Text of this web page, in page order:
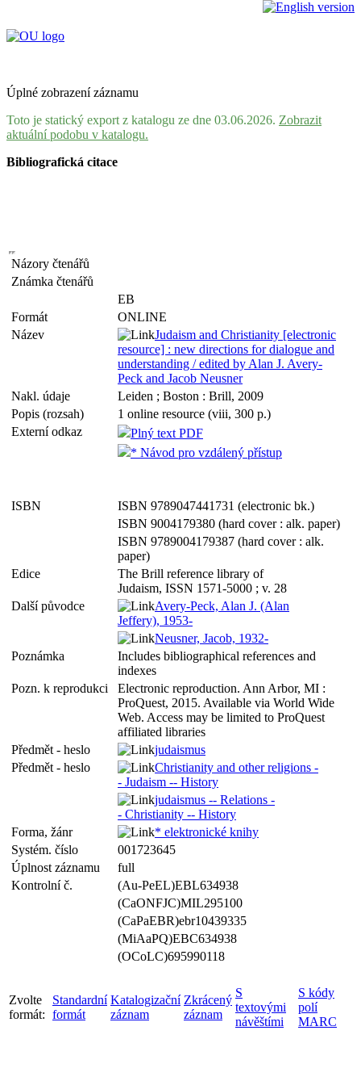
Úplné zobrazení záznamu
Toto je statický export z katalogu ze dne 03.06.2026. Zobrazit
aktuální podobu v katalogu.
Bibliografická citace
Názory čtenářů
Známka čtenářů
EB
Formát
ONLINE
Název
Judaism and Christianity [electronic
resource] : new directions for dialogue and
understanding / edited by Alan J. Avery-
Peck and Jacob Neusner
Nakl. údaje
Leiden ; Boston : Brill, 2009
Popis (rozsah)
1 online resource (viii, 300 p.)
Externí odkaz
Plný text PDF
* Návod pro vzdálený přístup
ISBN
ISBN 9789047441731 (electronic bk.)
ISBN 9004179380 (hard cover : alk. paper)
ISBN 9789004179387 (hard cover : alk.
paper)
Edice
The Brill reference library of
Judaism, ISSN 1571-5000 ; v. 28
Další původce
Avery-Peck, Alan J. (Alan
Jeffery), 1953-
Neusner, Jacob, 1932-
Poznámka
Includes bibliographical references and
indexes
Pozn. k reprodukci
Electronic reproduction. Ann Arbor, MI :
ProQuest, 2015. Available via World Wide
Web. Access may be limited to ProQuest
affiliated libraries
Předmět - heslo
judaismus
Předmět - heslo
Christianity and other religions -
- Judaism -- History
judaismus -- Relations -
- Christianity -- History
Forma, žánr
* elektronické knihy
Systém. číslo
001723645
Úplnost záznamu
full
Kontrolní č.
(Au-PeEL)EBL634938
(CaONFJC)MIL295100
(CaPaEBR)ebr10439335
(MiAaPQ)EBC634938
(OCoLC)695990118
Zvolte
formát:
Standardní
formát
Katalogizační
záznam
Zkrácený
záznam
S
textovými
návěštími
S kódy
polí
MARC